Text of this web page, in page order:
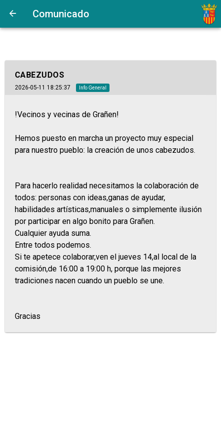
Comunicado
CABEZUDOS
2026-05-11 18:25:37 Info General
!Vecinos y vecinas de Grañen!
Hemos puesto en marcha un proyecto muy especial
para nuestro pueblo: la creación de unos cabezudos.
Para hacerlo realidad necesitamos la colaboración de
todos: personas con ideas,ganas de ayudar,
habilidades artísticas,manuales o simplemente ilusión
por participar en algo bonito para Grañen.
Cualquier ayuda suma.
Entre todos podemos.
Si te apetece colaborar,ven el jueves 14,al local de la
comisión,de 16:00 a 19:00 h, porque las mejores
tradiciones nacen cuando un pueblo se une.
Gracias